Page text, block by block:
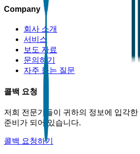
Company
회사 소개
서비스
보도 자료
문의하기
자주 묻는 질문
콜백 요청
저희 전문가들이 귀하의 정보에 입각
준비가 되어 있습니다.
콜백 요청하기